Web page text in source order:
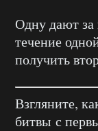
Одну дают за
течение
получить
Взгляните,
битвы с